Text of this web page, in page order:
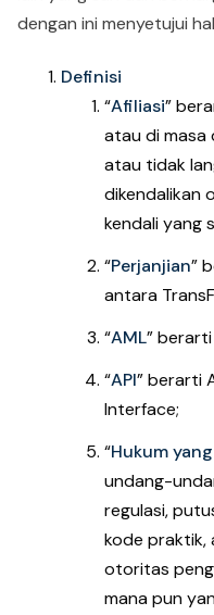
dengan ini menyetujui
Definisi
“Afiliasi”
atau di masa
atau tidak
dikendalikan
kendali yang
“Perjanjian”
antara
“AML”
“API” berarti
Interface;
“Hukum
undang-
regulasi,
kode praktik,
otoritas
mana pun